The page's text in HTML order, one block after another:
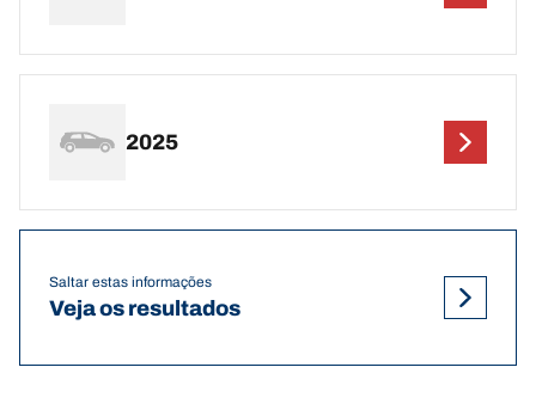
2025
Saltar estas informações
Veja os resultados